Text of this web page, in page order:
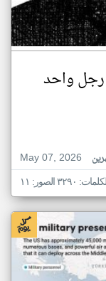
رجل واحد
May 07, 2026
٣٢٩٠ الصور: ١١